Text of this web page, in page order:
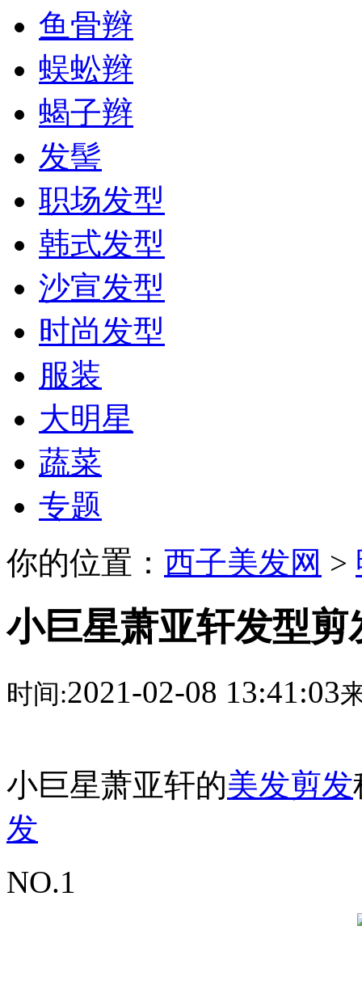
鱼骨辫
蜈蚣辫
蝎子辫
发髻
职场发型
韩式发型
沙宣发型
时尚发型
服装
大明星
蔬菜
专题
你的位置： 西子美发网 >
小巨星萧亚轩发型剪
时间:2021-02-08 13:41:03
小巨星萧亚轩的美发剪发
发
NO.1